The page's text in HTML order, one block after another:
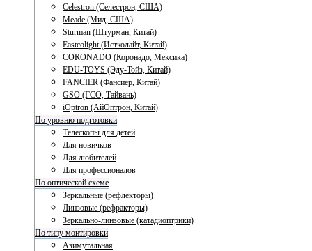
Celestron (Селестрон, США)
Meade (Мид, США)
Sturman (Штурман, Китай)
Eastcolight (Истколайт, Китай)
CORONADO (Коронадо, Мексика)
EDU-TOYS (Эду-Тойз, Китай)
FANCIER (Фансиер, Китай)
GSO (ГСО, Тайвань)
iOptron (АйОптрон, Китай)
По уровню подготовки
Телескопы для детей
Для новичков
Для любителей
Для профессионалов
По оптической схеме
Зеркальные (рефлекторы)
Линзовые (рефракторы)
Зеркально-линзовые (катадиоптрики)
По типу монтировки
Азимутальная